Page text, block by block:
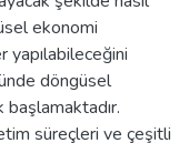
ekonomi
yapılabileceğini
döngüsel
süreçleri ve çeşitli